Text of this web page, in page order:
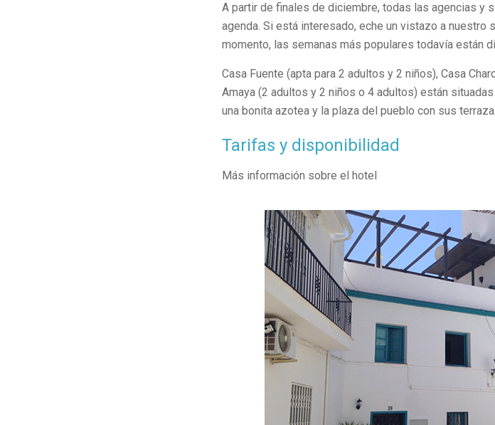
A partir de finales de diciembre, todas las agencias y
agenda. Si está interesado, eche un vistazo a
momento, las semanas más populares todavía están
Casa Fuente (apta para 2 adultos y 2 niños), Casa
Amaya (2 adultos y 2 niños o 4 adultos) están
una bonita azotea y la plaza del pueblo con sus
Tarifas y disponibilidad
Más información sobre el hotel